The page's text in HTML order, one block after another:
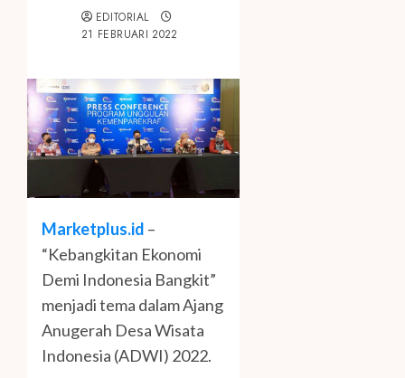
EDITORIAL
21 FEBRUARI 2022
Marketplus.id –
“Kebangkitan Ekonomi
Demi Indonesia Bangkit”
menjadi tema dalam Ajang
Anugerah Desa Wisata
Indonesia (ADWI) 2022.